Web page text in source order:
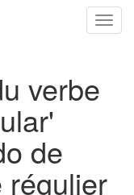
verbe
de
régulier